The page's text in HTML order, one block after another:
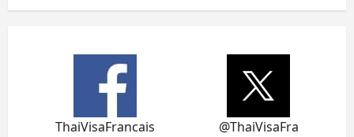
ThaiVisaFrancais @ThaiVisaFra